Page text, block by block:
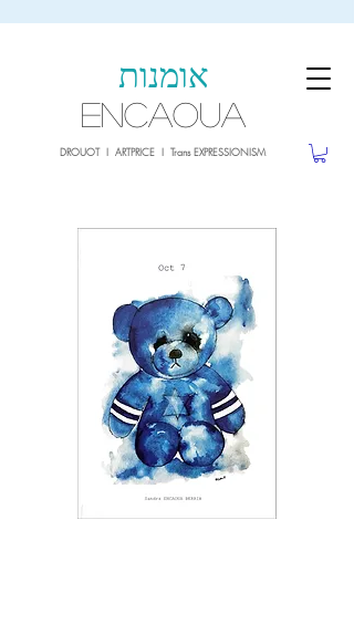
אומנות
ENCAOUA
DROUOT I ARTPRICE I Trans EXPRESSIONISM